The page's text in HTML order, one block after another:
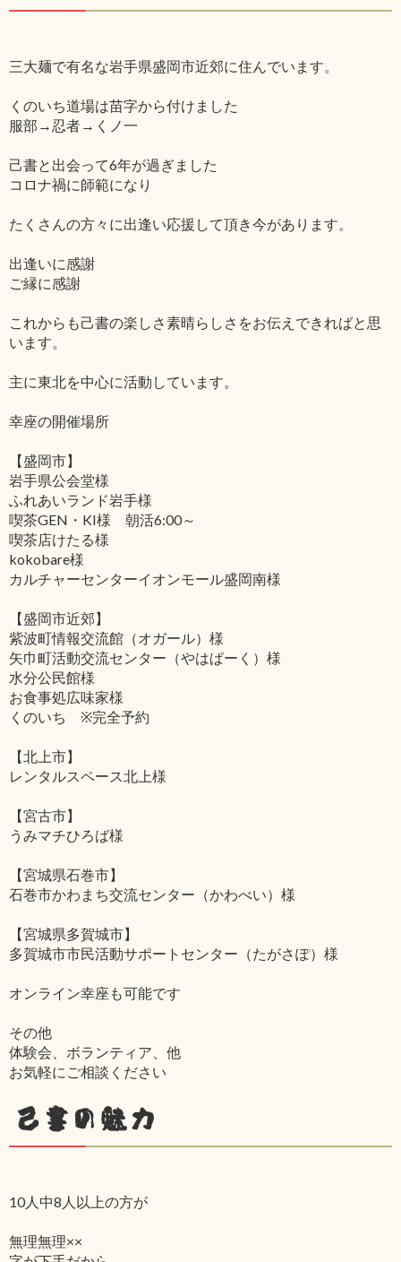
三大麺で有名な岩手県盛岡市近郊に住んでいます。
くのいち道場は苗字から付けました
服部→忍者→くノ一
己書と出会って6年が過ぎました
コロナ禍に師範になり
たくさんの方々に出逢い応援して頂き今があります。
出逢いに感謝
ご縁に感謝
これからも己書の楽しさ素晴らしさをお伝えできればと思
います。
主に東北を中心に活動しています。
幸座の開催場所
【盛岡市】
岩手県公会堂様
ふれあいランド岩手様
喫茶GEN・KI様 朝活6:00～
喫茶店けたる様
kokobare様
カルチャーセンターイオンモール盛岡南様
【盛岡市近郊】
紫波町情報交流館（オガール）様
矢巾町活動交流センター（やはぱーく）様
水分公民館様
お食事処広味家様
くのいち ※完全予約
【北上市】
レンタルスペース北上様
【宮古市】
うみマチひろば様
【宮城県石巻市】
石巻市かわまち交流センター（かわべい）様
【宮城県多賀城市】
多賀城市市民活動サポートセンター（たがさぽ）様
オンライン幸座も可能です
その他
体験会、ボランティア、他
お気軽にご相談ください
己書の魅力
10人中8人以上の方が
無理無理××